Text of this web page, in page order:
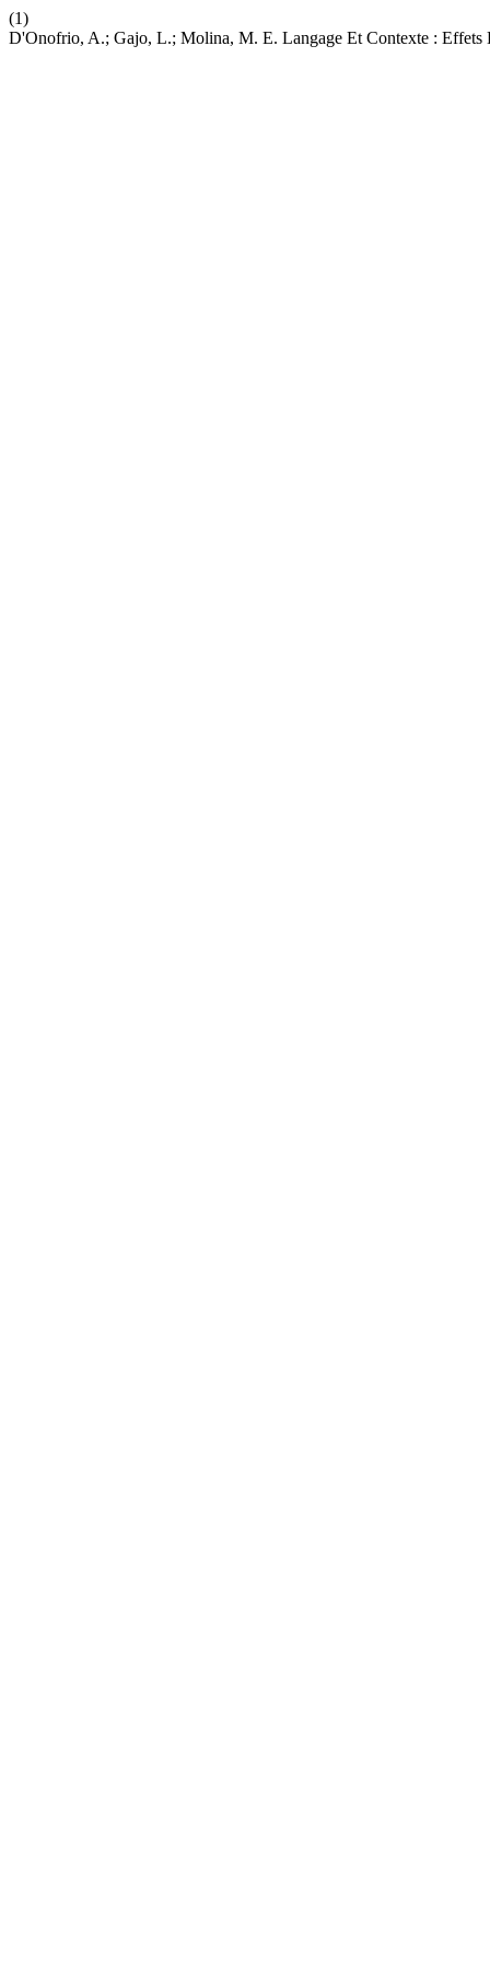
(1)
D'Onofrio, A.; Gajo, L.; Molina, M. E. Langage Et Contexte :